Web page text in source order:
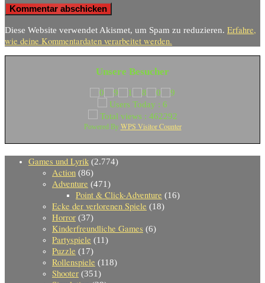
Diese Website verwendet Akismet, um Spam zu reduzieren. Erfahre,
wie deine Kommentardaten verarbeitet werden.
Unsere Besucher
Users Today : 6
Total views : 462292
Powered By WPS Visitor Counter
Games und Lyrik (2.774)
Action (86)
Adventure (471)
Point & Click-Adventure (16)
Ecke der verlorenen Spiele (18)
Horror (37)
Kinderfreundliche Games (6)
Partyspiele (11)
Puzzle (17)
Rollenspiele (118)
Shooter (351)